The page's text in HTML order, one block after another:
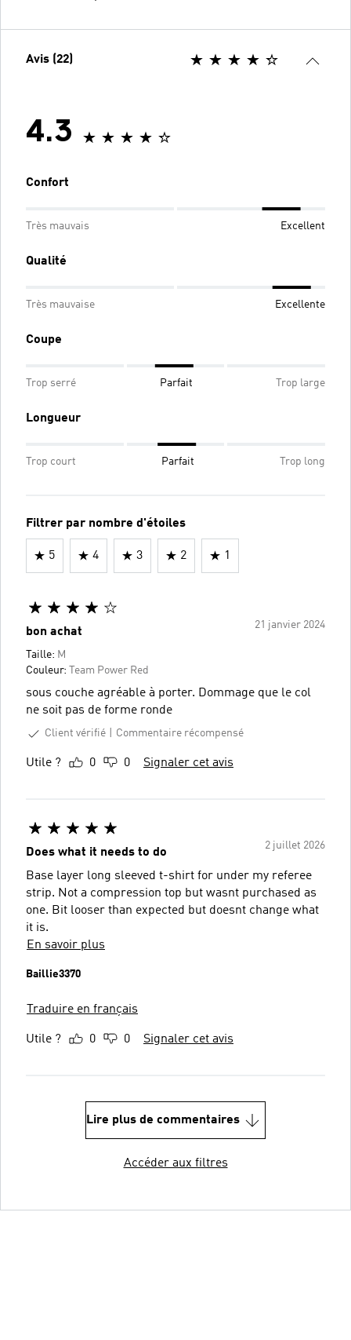
Avis (22)
4.3
Confort
Très mauvais Excellent
Qualité
Très mauvaise Excellente
Coupe
Trop serré Parfait Trop large
Longueur
Trop court Parfait Trop long
Filtrer par nombre d'étoiles
5 4 3 2 1
21 janvier 2024
bon achat
Taille: M
Couleur:
Team Power Red
sous couche agréable à porter. Dommage que le col
ne soit pas de forme ronde
Client vérifié Commentaire récompensé
Utile ? 0 0 Signaler cet avis
2 juillet 2026
Does what it needs to do
Base layer long sleeved t-shirt for under my referee
strip. Not a compression top but wasnt purchased as
one. Bit looser than expected but doesnt change what
it is.
En savoir plus
Baillie3370
Traduire en français
Utile ? 0 0 Signaler cet avis
Lire plus de commentaires
Accéder aux filtres